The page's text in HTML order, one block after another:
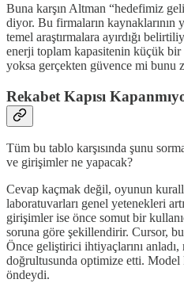
Buna karşın Altman “hedefimiz
diyor. Bu firmaların kaynaklarının
temel araştırmalara ayırdığı
enerji toplam kapasitenin küçük
yoksa gerçekten güvence mi bunu
Rekabet Kapısı
Tüm bu tablo karşısında şunu
ve girişimler ne yapacak?
Cevap kaçmak değil, oyunun
laboratuvarları genel yetenekleri
girişimler ise önce somut bir
soruna göre şekillendirir. Cursor,
Önce geliştirici ihtiyaçlarını
doğrultusunda optimize etti.
öndeydi.